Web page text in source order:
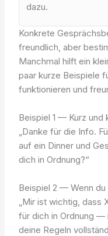
dazu.
Konkrete
freundlich, aber
Manchmal hilft ein
paar kurze Beispiele
funktionieren und
Beispiel 1 — Kurz und
„Danke für die Info.
auf ein Dinner und
dich in Ordnung?“
Beispiel 2 — Wenn
„Mir ist wichtig, dass
für dich in Ordnung —
deine Regeln